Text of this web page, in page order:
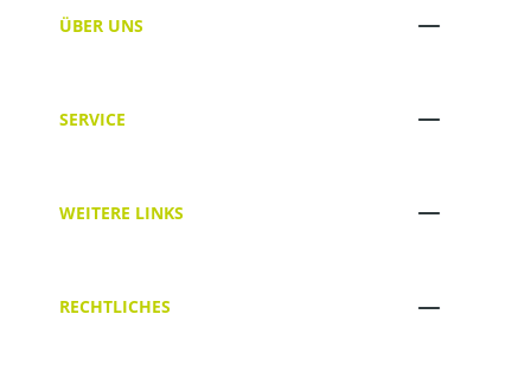
ÜBER UNS
SERVICE
WEITERE LINKS
RECHTLICHES